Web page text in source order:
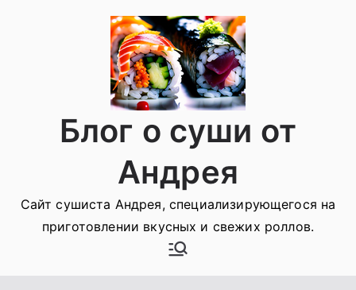
Блог о суши от
Андрея
Сайт сушиста Андрея, специализирующегося на
приготовлении вкусных и свежих роллов.